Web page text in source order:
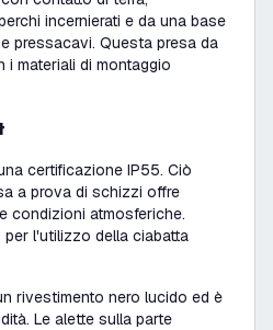
incernierati e da una base
pressacavi. Questa presa da
i materiali di montaggio
certificazione IP55. Ciò
a prova di schizzi offre
condizioni atmosferiche.
l'utilizzo della ciabatta
rivestimento nero lucido ed è
Le alette sulla parte